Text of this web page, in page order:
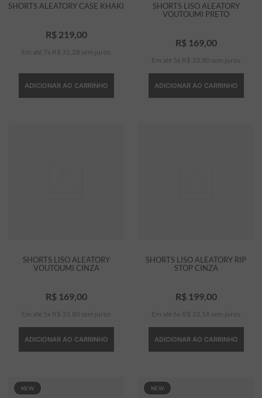
SHORTS ALEATORY CASE KHAKI
R$ 219, 00
Em até 7 x R$ 31 28 sem juros
ADICIONAR AO CARRINHO
SHORTS LISO ALEATORY
VOUTOUMI PRETO
R$ 169, 00
Em até 5 x R$ 33 80 sem juros
ADICIONAR AO CARRINHO
SHORTS LISO ALEATORY
VOUTOUMI CINZA
R$ 169, 00
Em até 5 x R$ 33 80 sem juros
ADICIONAR AO CARRINHO
SHORTS LISO ALEATORY RIP
STOP CINZA
R$ 199, 00
Em até 6 x R$ 33 16 sem juros
ADICIONAR AO CARRINHO
NEW NEW